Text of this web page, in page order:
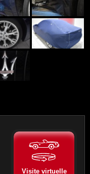
Visite virtuelle